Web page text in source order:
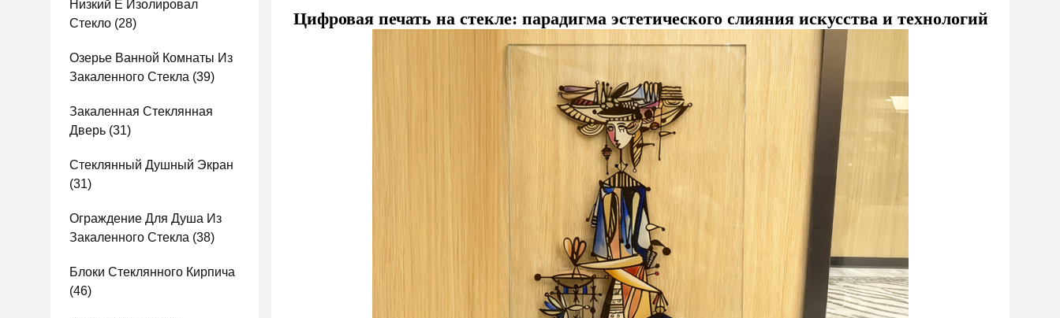
Низкий E Изолировал
Стекло (28)
Озерье Ванной Комнаты Из
Закаленного Стекла (39)
Закаленная Стеклянная
Дверь (31)
Стеклянный Душный Экран
(31)
Ограждение Для Душа Из
Закаленного Стекла (38)
Блоки Стеклянного Кирпича
(46)
Цифровая печать на стекле: парадигма эстетического слияния искусства и технологий